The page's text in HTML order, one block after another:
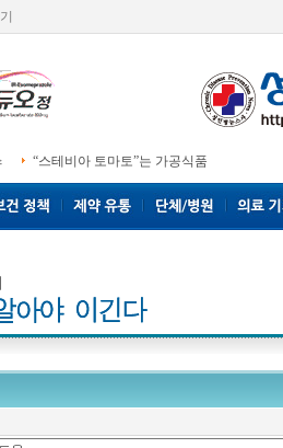
“스테비아 토마토”는 가공식품